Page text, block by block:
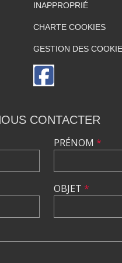
INAPPROPRIÉ
CHARTE COOKIES
GESTION DES
CONTACTER
PRÉNOM *
OBJET *